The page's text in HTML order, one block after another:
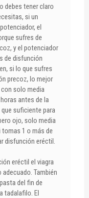
debes tener claro
si un
el
sufres de
y el potenciador
de disfunción
si lo que sufres
precoz, lo mejor
solo media
antes de la
suficiente para
ojo, solo media
1 o más de
disfunción eréctil.
eréctil el viagra
También
del fin de
tadalafilo. El